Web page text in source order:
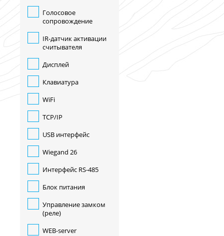
Голосовое
сопровождение
IR-датчик активации
считывателя
Дисплей
Клавиатура
WiFi
TCP/IP
USB интерфейс
Wiegand 26
Интерфейс RS-485
Блок питания
Управление замком
(реле)
WEB-server